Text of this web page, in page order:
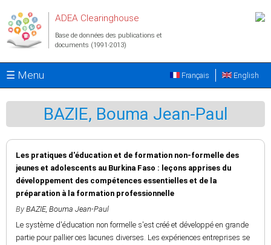
ADEA Clearinghouse
Base de données des publications et
documents (1991-2013)
☰ Menu English
Français
BAZIE, Bouma Jean-Paul
Les pratiques d'éducation et de formation non-formelle des
jeunes et adolescents au Burkina Faso : leçons apprises du
développement des compétences essentielles et de la
préparation à la formation professionnelle
By BAZIE, Bouma Jean-Paul
Le système d'éducation non formelle s'est créé et développé en grande
partie pour pallier ces lacunes diverses. Les expériences entreprises se